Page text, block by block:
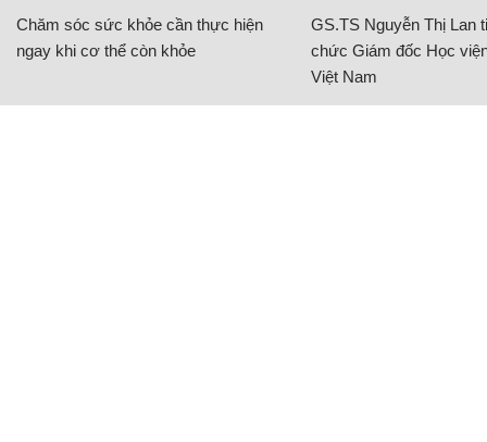
Chăm sóc sức khỏe cần thực hiện
ngay khi cơ thể còn khỏe
GS.TS Nguyễn Thị Lan
chức Giám đốc Học
Việt Nam